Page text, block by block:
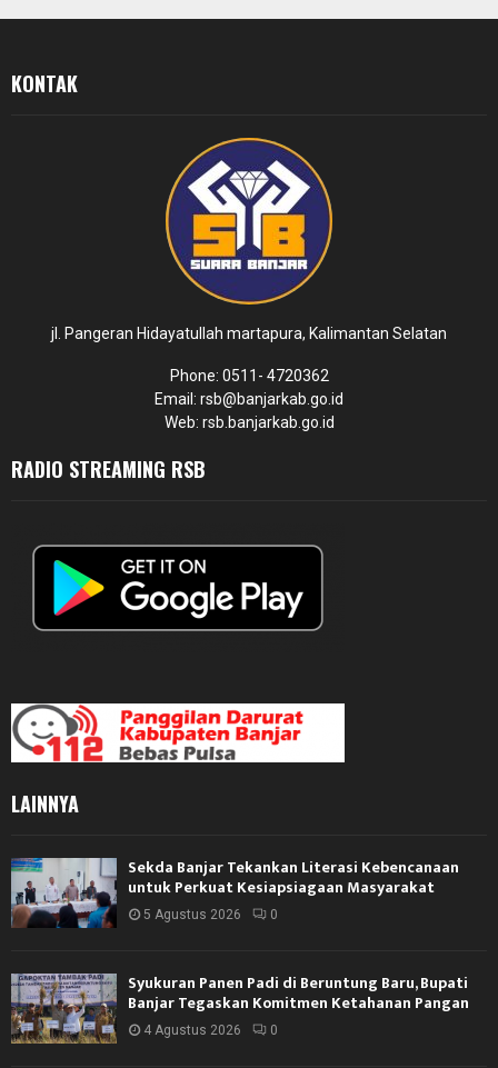
KONTAK
jl. Pangeran Hidayatullah martapura, Kalimantan Selatan
Phone: 0511- 4720362
Email: rsb@banjarkab.go.id
Web: rsb.banjarkab.go.id
RADIO STREAMING RSB
LAINNYA
Sekda Banjar Tekankan Literasi Kebencanaan
untuk Perkuat Kesiapsiagaan Masyarakat
5 Agustus 2026 0
Syukuran Panen Padi di Beruntung Baru, Bupati
Banjar Tegaskan Komitmen Ketahanan Pangan
4 Agustus 2026 0